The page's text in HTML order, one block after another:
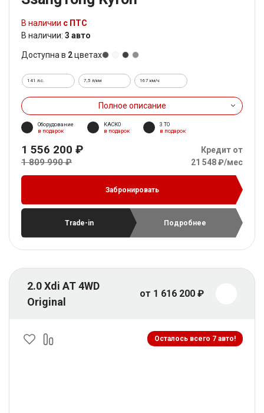
В наличии с ПТС
В наличии: 3 авто
Доступна в 2цветах
141 л.с. 7,5 л/км 167 км/ч
Полное описание
Оборудование
в подарок
КАСКО
в подарок
3 ТО
в подарок
1 556 200 ₽
1 809 990 ₽
Кредит от
21 548 ₽/мес
Забронировать
Trade-in Подробнее
2.0 Xdi AT 4WD
Original
от 1 616 200 ₽
Осталось всего 7 авто!